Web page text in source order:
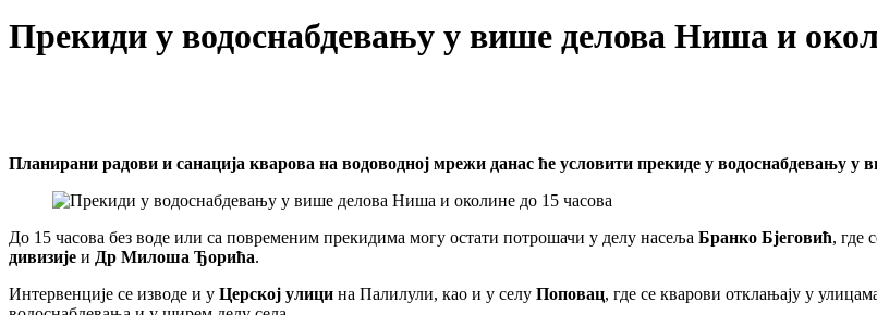
Прекиди у водоснабдевању у више делова Ниша и
Планирани радови и санација кварова на водоводној мрежи данас ће условити прекиде у водоснабдевању
До 15 часова без воде или са повременим прекидима могу остати потрошачи у делу насеља Бранко Бјеговић, где
дивизије и Др Милоша Ђорића.
Интервенције се изводе и у Церској улици на Палилули, као и у селу Поповац, где се кварови отклањају у